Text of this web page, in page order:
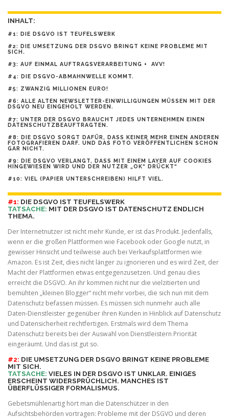
INHALT:
#1: DIE DSGVO IST TEUFELSWERK
#2: DIE UMSETZUNG DER DSGVO BRINGT KEINE PROBLEME MIT
SICH.
#3: AUF EINMAL AUFTRAGSVERARBEITUNG + AVV!
#4: DIE DSGVO-ABMAHNWELLE KOMMT.
#5: ZWANZIG MILLIONEN EURO!
#6: ALLE ALTEN NEWSLETTER-EINWILLIGUNGEN MÜSSEN MIT DER
DSGVO NEU EINGEHOLT WERDEN.
#7: UNTER DER DSGVO BRAUCHT JEDES UNTERNEHMEN EINEN
DATENSCHUTZBEAUFTRAGTEN.
#8: DIE DSGVO SORGT DAFÜR, DASS KEINER MEHR EINEN ANDEREN
FOTOGRAFIEREN DARF. UND DAS FOTO VERÖFFENTLICHEN SCHON
GAR NICHT.
#9: DIE DSGVO VERLANGT, DASS MIT EINEM LAYER AUF COOKIES
HINGEWIESEN WIRD UND DER NUTZER „OK“ DRÜCKT“
#10: VIEL (PAPIER UNTERSCHREIBEN) HILFT VIEL.
#1: DIE DSGVO IST TEUFELSWERK
TATSACHE: MIT DER DSGVO IST DATENSCHUTZ ENDLICH
THEMA.
Der Internetnutzer ist nicht mehr Kunde, er ist das Produkt. Jedenfalls,
wenn er die großen Plattformen wie Facebook oder Google nutzt, in
gewisser Hinsicht und teilweise auch bei Verkaufsplattformen wie
Amazon. Es ist Zeit, dies nicht länger zu ignorieren und es wird Zeit, der
Macht der Plattformen etwas entgegenzusetzen. Und genau dies
erreicht die DSGVO. An ihr kommen nicht nur die vielzitierten und
bemühten „kleinen Blogger“ nicht mehr vorbei, die sich nun mit dem
Datenschutz befassen müssen. Es müssen sich nunmehr auch alle
Daten-Dienstleister gegenüber ihren Kunden in Hinblick auf Datenschutz
und Datensicherheit rechtfertigen. Erstmals wird dem Thema
Datenschutz bereits bei der Auswahl von Dienstleistern Priorität
eingeräumt. Und das ist gut so.
#2: DIE UMSETZUNG DER DSGVO BRINGT KEINE PROBLEME
MIT SICH.
TATSACHE: VIELES IN DER DSGVO IST UNKLAR. EINIGES
ERSCHEINT WIDERSPRÜCHLICH. MANCHES IST
ÜBERFLÜSSIGER FORMALISMUS.
Gebetsmühlenartig hört man die Datenschützer in den
Aufsichtsbehörden vortragen: Probleme mit der DSGVO und deren